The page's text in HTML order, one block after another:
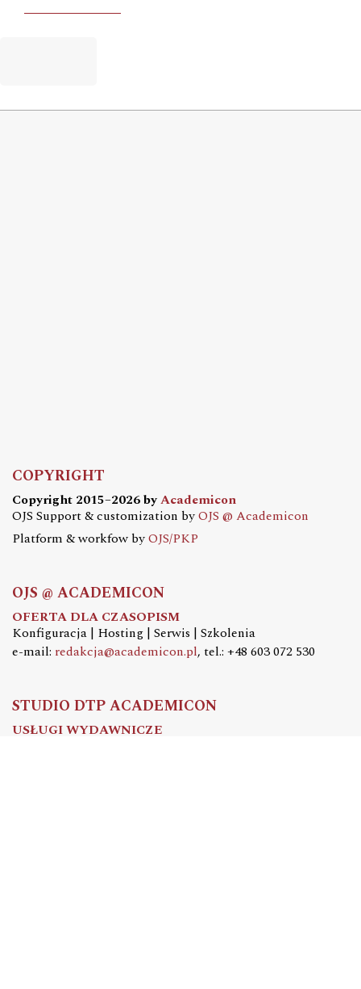
COPYRIGHT
Copyright 2015–2026 byAcademicon
OJS Support & customization byOJS @ Academicon
Platform & workfow byOJS/PKP
OJS @ ACADEMICON
OFERTA DLA CZASOPISM
Konfiguracja | Hosting | Serwis | Szkolenia
e-mail: redakcja@academicon.pl, tel.: +48 603 072 530
STUDIO DTP ACADEMICON
USŁUGI WYDAWNICZE